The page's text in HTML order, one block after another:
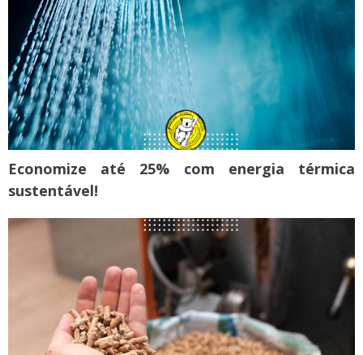
Economize até 25% com energia térmica
sustentável!